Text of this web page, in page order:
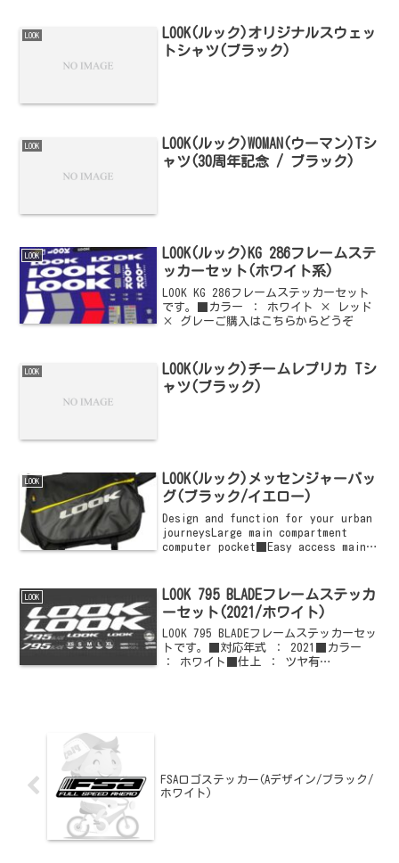
LOOK
LOOK(ルック)オリジナルスウェッ
トシャツ(ブラック)
LOOK
LOOK(ルック)WOMAN(ウーマン)Tシ
ャツ(30周年記念 / ブラック)
LOOK
LOOK(ルック)KG 286フレームステ
ッカーセット(ホワイト系)
LOOK KG 286フレームステッカーセット
です。■カラー ： ホワイト × レッド
× グレーご購入はこちらからどうぞ
LOOK
LOOK(ルック)チームレプリカ Tシ
ャツ(ブラック)
LOOK
LOOK(ルック)メッセンジャーバッ
グ(ブラック/イエロー)
Design and function for your urban
journeysLarge main compartment
computer pocket■Easy access main
LOOK
LOOK 795 BLADEフレームステッカ
ーセット(2021/ホワイト)
LOOK 795 BLADEフレームステッカーセッ
トです。■対応年式 ： 2021■カラー
： ホワイト■仕上 ： ツヤ有
FSAロゴステッカー(Aデザイン/ブラック/
ホワイト)